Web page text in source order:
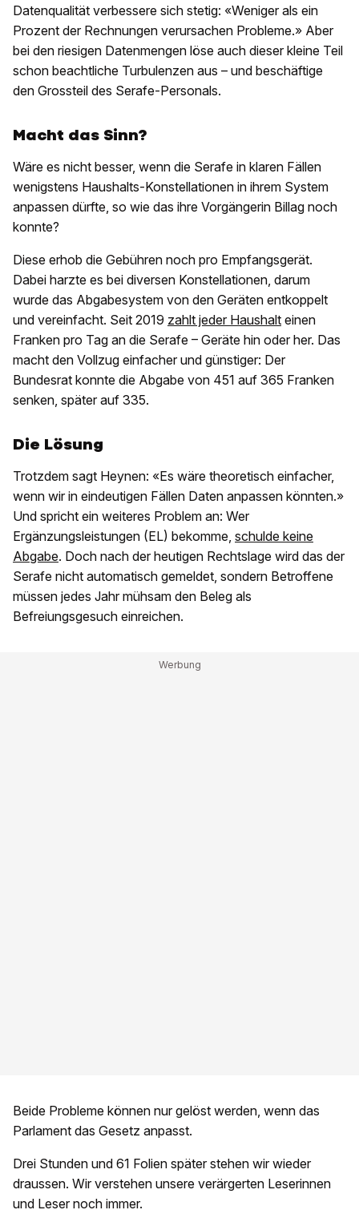
Datenqualität verbessere sich stetig: «Weniger als ein
Prozent der Rechnungen verursachen Probleme.» Aber
bei den riesigen Datenmengen löse auch dieser kleine Teil
schon beachtliche Turbulenzen aus – und beschäftige
den Grossteil des Serafe-Personals.
Macht das Sinn?
Wäre es nicht besser, wenn die Serafe in klaren Fällen
wenigstens Haushalts-Konstellationen in ihrem System
anpassen dürfte, so wie das ihre Vorgängerin Billag noch
konnte?
Diese erhob die Gebühren noch pro Empfangsgerät.
Dabei harzte es bei diversen Konstellationen, darum
wurde das Abgabesystem von den Geräten entkoppelt
und vereinfacht. Seit 2019 zahlt jeder Haushalt einen
Franken pro Tag an die Serafe – Geräte hin oder her. Das
macht den Vollzug einfacher und günstiger: Der
Bundesrat konnte die Abgabe von 451 auf 365 Franken
senken, später auf 335.
Die Lösung
Trotzdem sagt Heynen: «Es wäre theoretisch einfacher,
wenn wir in eindeutigen Fällen Daten anpassen könnten.»
Und spricht ein weiteres Problem an: Wer
Ergänzungsleistungen (EL) bekomme, schulde keine
Abgabe. Doch nach der heutigen Rechtslage wird das der
Serafe nicht automatisch gemeldet, sondern Betroffene
müssen jedes Jahr mühsam den Beleg als
Befreiungsgesuch einreichen.
Beide Probleme können nur gelöst werden, wenn das
Parlament das Gesetz anpasst.
Drei Stunden und 61 Folien später stehen wir wieder
draussen. Wir verstehen unsere verärgerten Leserinnen
und Leser noch immer.